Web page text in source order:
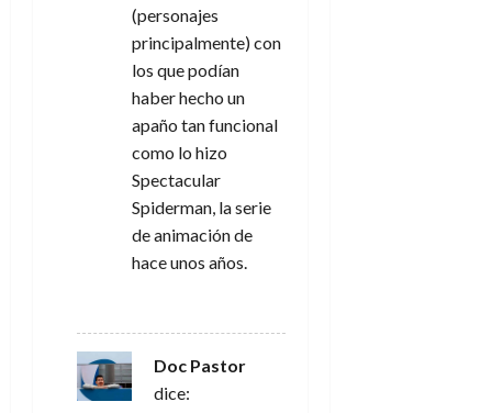
(personajes
principalmente) con
los que podían
haber hecho un
apaño tan funcional
como lo hizo
Spectacular
Spiderman, la serie
de animación de
hace unos años.
Doc Pastor
dice: